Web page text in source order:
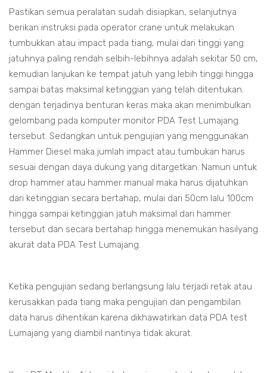
Pastikan semua peralatan sudah disiapkan, selanjutnya
berikan instruksi pada operator crane untuk melakukan
tumbukkan atau impact pada tiang, mulai dari tinggi yang
jatuhnya paling rendah selbih-lebihnya adalah sekitar 50 cm,
kemudian lanjukan ke tempat jatuh yang lebih tinggi hingga
sampai batas maksimal ketinggian yang telah ditentukan.
dengan terjadinya benturan keras maka akan menimbulkan
gelombang pada komputer monitor PDA Test Lumajang
tersebut. Sedangkan untuk pengujian yang menggunakan
Hammer Diesel maka jumlah impact atau tumbukan harus
sesuai dengan daya dukung yang ditargetkan. Namun untuk
drop hammer atau hammer manual maka harus dijatuhkan
dari ketinggian secara bertahap, mulai dari 50cm lalu 100cm
hingga sampai ketinggian jatuh maksimal dari hammer
tersebut dan secara bertahap hingga menemukan hasilyang
akurat data PDA Test Lumajang.
Ketika pengujian sedang berlangsung lalu terjadi retak atau
kerusakkan pada tiang maka pengujian dan pengambilan
data harus dihentikan karena dikhawatirkan data PDA test
Lumajang yang diambil nantinya tidak akurat.